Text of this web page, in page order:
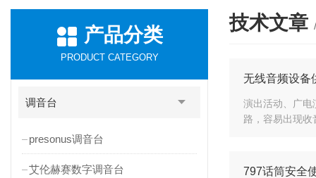
产品分类
PRODUCT CATEGORY
调音台
presonus调音台
艾伦赫赛数字调音台
技术文章
无线音频设备
演出活动、广电
路，容易出现
797话筒安全